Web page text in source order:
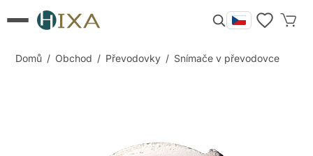
Domů / Obchod / Převodovky / Snímače v převodovce